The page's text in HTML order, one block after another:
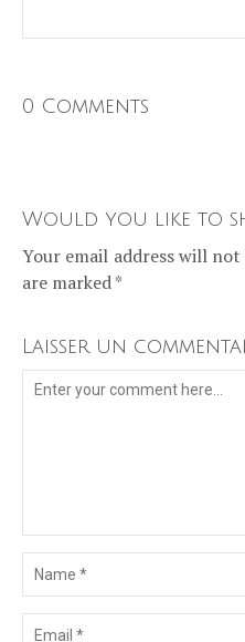
0 Comments
Would you like to
Your email address will
are marked *
Laisser un